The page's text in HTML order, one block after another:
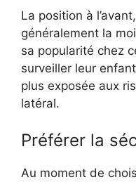
La position à
généralement la
sa popularité chez
surveiller leur
plus exposée aux
latéral.
Préférer la
Au moment de